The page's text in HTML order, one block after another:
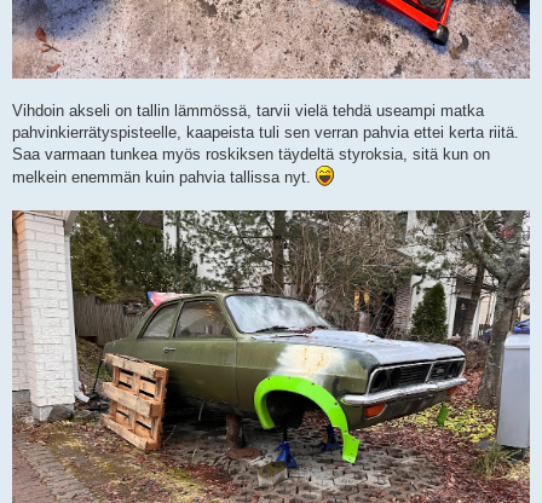
Vihdoin akseli on tallin lämmössä, tarvii vielä tehdä useampi matka
pahvinkierrätyspisteelle, kaapeista tuli sen verran pahvia ettei kerta riitä.
Saa varmaan tunkea myös roskiksen täydeltä styroksia, sitä kun on
melkein enemmän kuin pahvia tallissa nyt.